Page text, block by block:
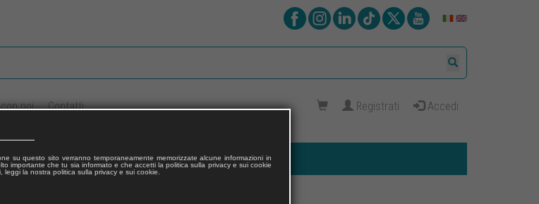
noi Contatti Registrati Accedi
su questo sito verranno temporaneamente memorizzate alcune informazioni in
importante che tu sia informato e che accetti la politica sulla privacy e sui cookie
la nostra politica sulla privacy e sui cookie.